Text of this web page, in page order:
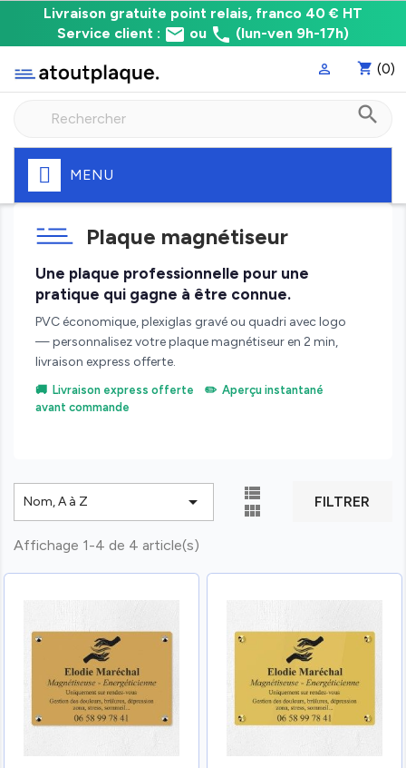
Livraison gratuite point relais, franco 40 € HT
Service client : email ou phone (lun-ven 9h-17h)
Livraison
relais,
franco
Fabrication
plaque
shopping_cart (0)

search
MENU
Plaque magnétiseur
Une plaque professionnelle pour une
pratique qui gagne à être connue.
PVC économique, plexiglas gravé ou quadri avec logo
— personnalisez votre plaque magnétiseur en 2 min,
livraison express offerte.
🚚 Livraison express offerte ✏️ Aperçu instantané
avant commande
Nom, A à Z 


FILTRER
Affichage 1-4 de 4 article(s)